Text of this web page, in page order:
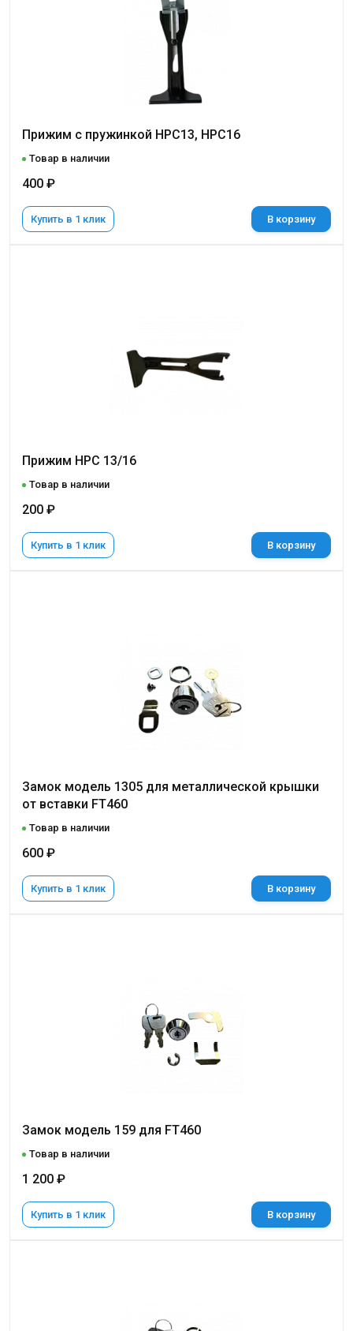
Прижим с пружинкой НРС13, НРС16
Товар в наличии
400 ₽
Купить в 1 клик В корзину
Прижим НРС 13/16
Товар в наличии
200 ₽
Купить в 1 клик В корзину
Замок модель 1305 для металлической крышки
от вставки FT460
Товар в наличии
600 ₽
Купить в 1 клик В корзину
Замок модель 159 для FT460
Товар в наличии
1 200 ₽
Купить в 1 клик В корзину